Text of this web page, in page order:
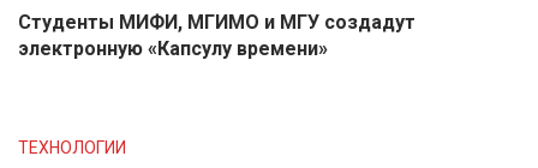
Студенты МИФИ, МГИМО и МГУ создадут
электронную «Капсулу времени»
ТЕХНОЛОГИИ